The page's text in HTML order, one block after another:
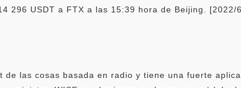
296 USDT a FTX a las 15:39 hora de Beijing. [2022/
las cosas basada en radio y tiene una fuerte